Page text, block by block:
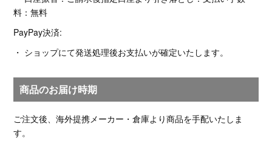
料：無料
PayPay決済:
・ ショップにて発送処理後お支払いが確定いたします。
商品のお届け時期
ご注文後、海外提携メーカー・倉庫より商品を手配いたしま
す。